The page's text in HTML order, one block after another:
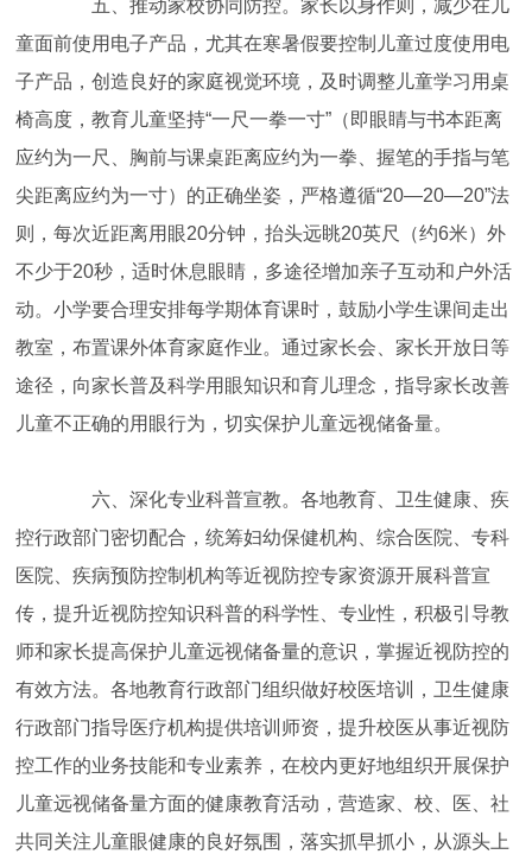
五、推动家校协同防控。家长以身作则，减少在儿
童面前使用电子产品，尤其在寒暑假要控制儿童过度使用电
子产品，创造良好的家庭视觉环境，及时调整儿童学习用桌
椅高度，教育儿童坚持“一尺一拳一寸”（即眼睛与书本距离
应约为一尺、胸前与课桌距离应约为一拳、握笔的手指与笔
尖距离应约为一寸）的正确坐姿，严格遵循“20—20—20”法
则，每次近距离用眼20分钟，抬头远眺20英尺（约6米）外
不少于20秒，适时休息眼睛，多途径增加亲子互动和户外活
动。小学要合理安排每学期体育课时，鼓励小学生课间走出
教室，布置课外体育家庭作业。通过家长会、家长开放日等
途径，向家长普及科学用眼知识和育儿理念，指导家长改善
儿童不正确的用眼行为，切实保护儿童远视储备量。
六、深化专业科普宣教。各地教育、卫生健康、疾
控行政部门密切配合，统筹妇幼保健机构、综合医院、专科
医院、疾病预防控制机构等近视防控专家资源开展科普宣
传，提升近视防控知识科普的科学性、专业性，积极引导教
师和家长提高保护儿童远视储备量的意识，掌握近视防控的
有效方法。各地教育行政部门组织做好校医培训，卫生健康
行政部门指导医疗机构提供培训师资，提升校医从事近视防
控工作的业务技能和专业素养，在校内更好地组织开展保护
儿童远视储备量方面的健康教育活动，营造家、校、医、社
共同关注儿童眼健康的良好氛围，落实抓早抓小，从源头上